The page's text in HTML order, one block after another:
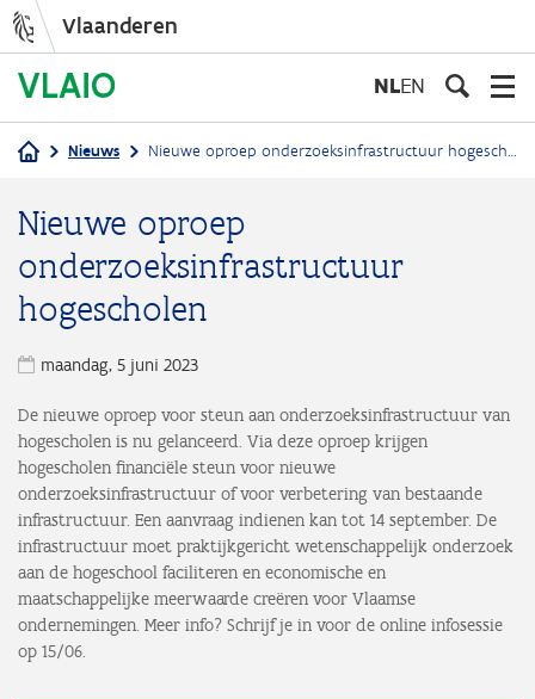
Vlaanderen
NLEN
Nieuws Nieuwe oproep onderzoeksinfrastructuur hogescholen
Nieuwe oproep
onderzoeksinfrastructuur
hogescholen
maandag, 5 juni 2023
De nieuwe oproep voor steun aan onderzoeksinfrastructuur van
hogescholen is nu gelanceerd. Via deze oproep krijgen
hogescholen financiële steun voor nieuwe
onderzoeksinfrastructuur of voor verbetering van bestaande
infrastructuur. Een aanvraag indienen kan tot 14 september. De
infrastructuur moet praktijkgericht wetenschappelijk onderzoek
aan de hogeschool faciliteren en economische en
maatschappelijke meerwaarde creëren voor Vlaamse
ondernemingen. Meer info? Schrijf je in voor de online infosessie
op 15/06.